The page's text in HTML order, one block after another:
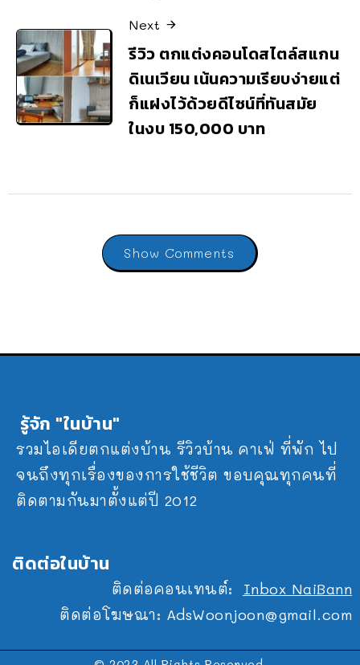
Next
รีวิว ตกแต่งคอนโดสไตล์สแกน
ดิเนเวียน เน้นความเรียบง่ายแต่
ก็แฝงไว้ด้วยดีไซน์ที่ทันสมัย
ในงบ 150,000 บาท
Show Comments
รู้จัก "ในบ้าน"
รวมไอเดียตกแต่งบ้าน รีวิวบ้าน คาเฟ่ ที่พัก ไป
จนถึงทุกเรื่องของการใช้ชีวิต ขอบคุณทุกคนที่
ติดตามกันมาตั้งแต่ปี 2012
ติดต่อในบ้าน
ติดต่อคอนเทนต์: Inbox NaiBann
ติดต่อโฆษณา: AdsWoonjoon@gmail.com